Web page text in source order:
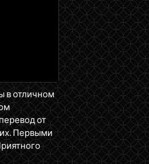
в отличном
от
Первыми